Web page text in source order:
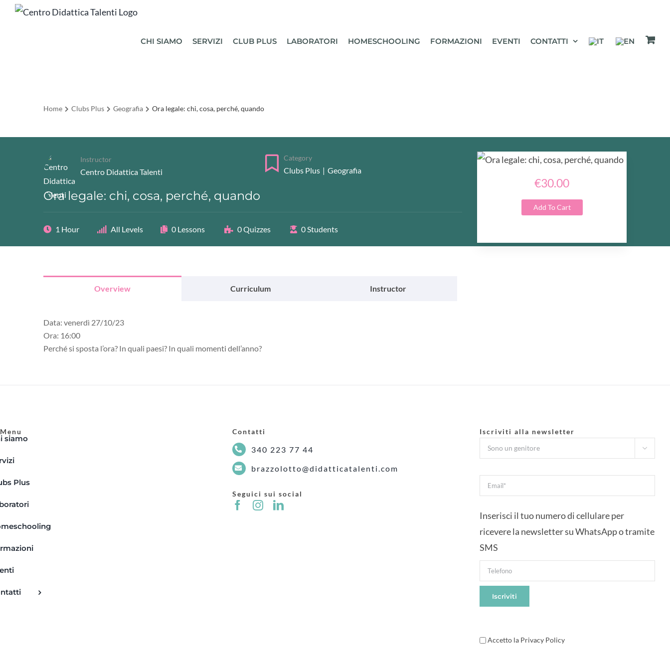
Salta
CHI SIAMO SERVIZI CLUB PLUS LABORATORI HOMESCHOOLING FORMAZIONI EVENTI CONTATTI
Home Clubs Plus Geografia Ora legale: chi, cosa, perché, quando
Instructor
Centro Didattica Talenti
Category
Clubs Plus | Geografia
Ora legale: chi, cosa, perché, quando
1 Hour All Levels 0 Lessons 0 Quizzes 0 Students
Overview Curriculum Instructor
Data: venerdì 27/10/23
Ora: 16:00
Perché si sposta l’ora? In quali paesi? In quali momenti dell’anno?
€30.00
Add To Cart
Menu
siamo
Plus
Contatti
340 223 77 44
brazzolotto@didatticatalenti.com
Seguici sui social
Iscriviti alla newsletter

Inserisci il tuo numero di cellulare per
ricevere la newsletter su WhatsApp o tramite
SMS
Accetto la Privacy Policy